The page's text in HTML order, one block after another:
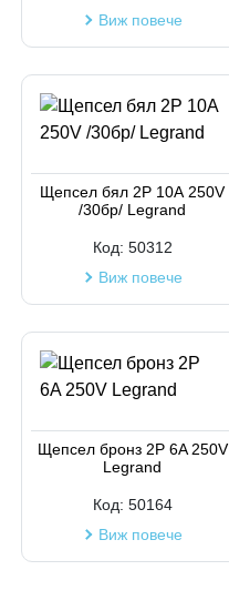
Виж повече
Щепсел бял 2P 10А 250V
/30бр/ Legrand
Код: 50312
Виж повече
Щепсел бронз 2P 6A 250V
Legrand
Код: 50164
Виж повече